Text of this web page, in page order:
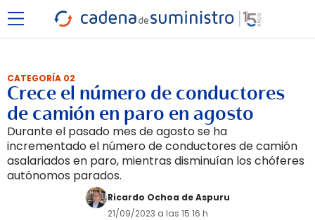
CATEGORÍA 02
Crece el número de conductores
de camión en paro en agosto
Durante el pasado mes de agosto se ha
incrementado el número de conductores de camión
asalariados en paro, mientras disminuían los chóferes
autónomos parados.
Ricardo Ochoa de Aspuru
21/09/2023 a las 15:16 h